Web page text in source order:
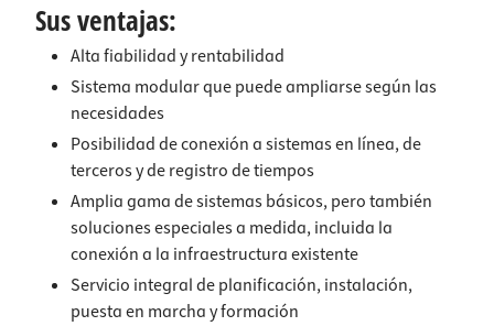
Sus ventajas:
Alta fiabilidad y rentabilidad
Sistema modular que puede ampliarse según las
necesidades
Posibilidad de conexión a sistemas en línea, de
terceros y de registro de tiempos
Amplia gama de sistemas básicos, pero también
soluciones especiales a medida, incluida la
conexión a la infraestructura existente
Servicio integral de planificación, instalación,
puesta en marcha y formación